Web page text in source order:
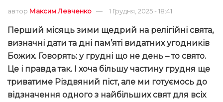
автор Максим Левченко 1 Грудня, 2025 - 18:41
Перший місяць зими щедрий на релігійні свята,
визначні дати та дні пам’яті видатних угодників
Божих. Говорять: у грудні що не день – то свято.
Це і правда так. І хоча більшу частину грудня ще
триватиме Різдвяний піст, але ми готуємось до
відзначення одного з найбільших свят для всіх